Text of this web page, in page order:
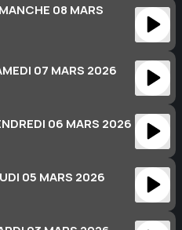
08 MARS
07 MARS 2026
06 MARS 2026
05 MARS 2026